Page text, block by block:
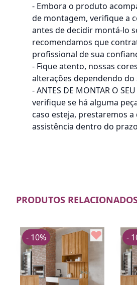
- Embora o produto
de montagem, verifique a
antes de decidir montá-lo
recomendamos que
profissional de sua
- Fique atento, nossas
alterações dependendo
- ANTES DE MONTAR O
verifique se há alguma
caso esteja, prestaremos a
assistência dentro do
PRODUTOS
- 10% -